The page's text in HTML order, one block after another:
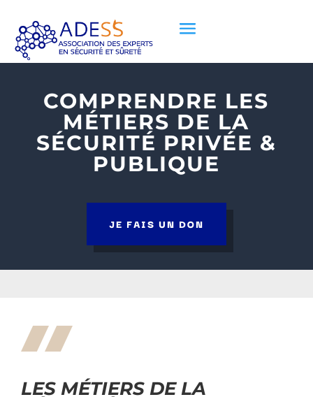
COMPRENDRE LES
MÉTIERS DE LA
SÉCURITÉ PRIVÉE &
PUBLIQUE
JE FAIS UN DON
LES MÉTIERS DE LA